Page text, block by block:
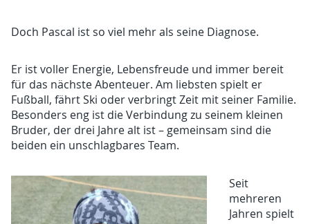
Doch Pascal ist so viel mehr als seine Diagnose.
Er ist voller Energie, Lebensfreude und immer bereit
für das nächste Abenteuer. Am liebsten spielt er
Fußball, fährt Ski oder verbringt Zeit mit seiner Familie.
Besonders eng ist die Verbindung zu seinem kleinen
Bruder, der drei Jahre alt ist – gemeinsam sind die
beiden ein unschlagbares Team.
Seit
mehreren
Jahren spielt